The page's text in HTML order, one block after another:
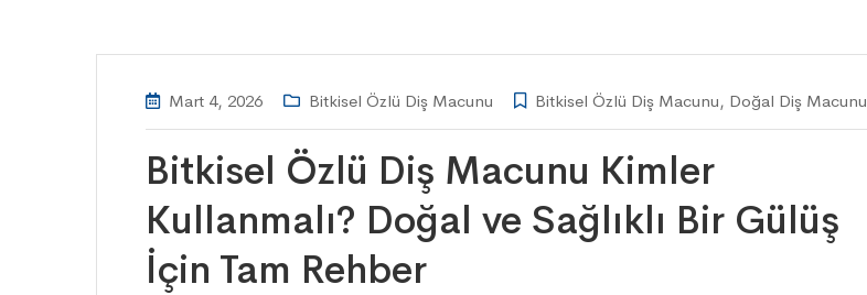
Mart 4, 2026 Bitkisel Özlü Diş Macunu Bitkisel Özlü Diş Macunu, Doğal Diş Macunu
Bitkisel Özlü Diş Macunu Kimler
Kullanmalı? Doğal ve Sağlıklı Bir Gülüş
İçin Tam Rehber